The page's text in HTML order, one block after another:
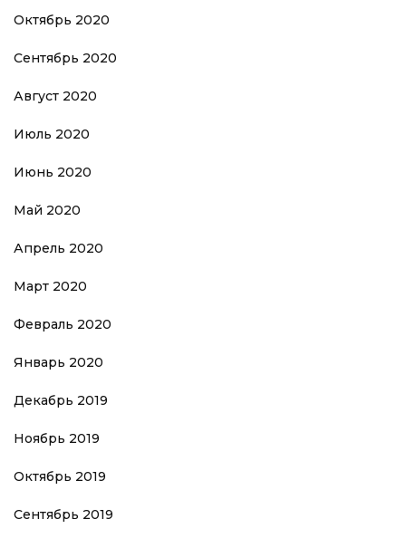
Октябрь 2020
Сентябрь 2020
Август 2020
Июль 2020
Июнь 2020
Май 2020
Апрель 2020
Март 2020
Февраль 2020
Январь 2020
Декабрь 2019
Ноябрь 2019
Октябрь 2019
Сентябрь 2019